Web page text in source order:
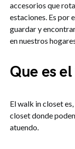
accesorios que
estaciones. Es por
guardar y
en nuestros
Que es
El walk in closet
closet donde
atuendo.